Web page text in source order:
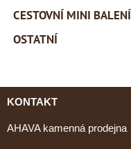
CESTOVNÍ MINI BALENÍ
OSTATNÍ
KONTAKT
AHAVA kamenná prodejna